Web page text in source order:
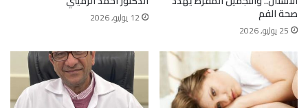
صحة الفم
25 يوليو, 2026
12 يوليو, 2026